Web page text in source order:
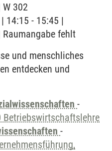
302
14:15 - 15:45 |
fehlt
und menschliches
entdecken und
-
Betriebswirtschaftslehre
-